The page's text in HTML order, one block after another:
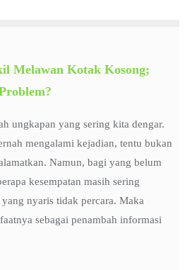
Melawan Kotak Kosong;
ungkapan yang sering kita dengar.
mengalami kejadian, tentu bukan
Namun, bagi yang belum
kesempatan masih sering
nyaris tidak percara. Maka
sebagai penambah informasi